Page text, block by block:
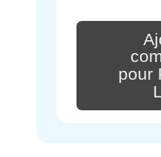
pour